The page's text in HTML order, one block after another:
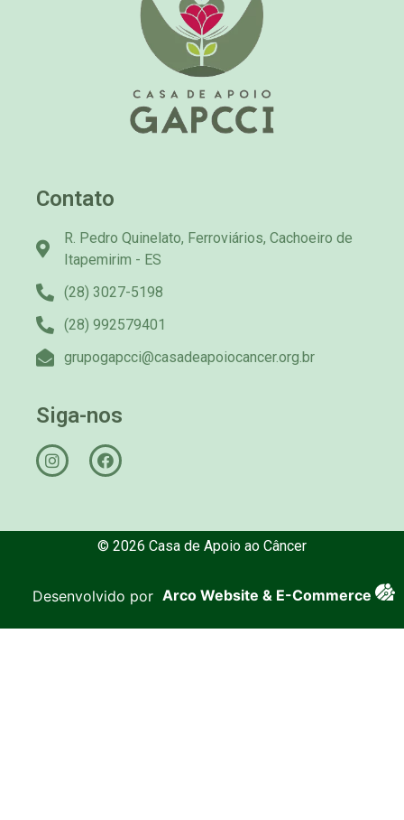
Contato
R. Pedro Quinelato, Ferroviários, Cachoeiro de
Itapemirim - ES
(28) 3027-5198
(28) 992579401
grupogapcci@casadeapoiocancer.org.br
Siga-nos
© 2026 Casa de Apoio ao Câncer
Desenvolvido por Arco Website & E-Commerce